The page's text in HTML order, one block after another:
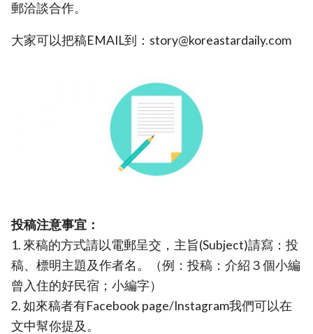
郵洽談合作。
大家可以把稿EMAIL到：story@koreastardaily.com
投稿注意事宜：
1. 來稿的方式請以電郵呈交，主旨(Subject)請寫：投
稿、標明主題及作者名。（例：投稿：介紹３個小編
曾入住的好民宿；小編字）
2. 如來稿者有Facebook page/Instagram我們可以在
文中幫你提及。